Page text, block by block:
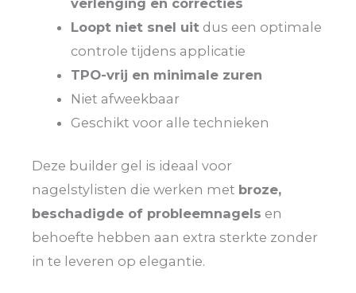
Loopt niet snel uit dus een optimale
controle tijdens applicatie
TPO-vrij en minimale zuren
Niet afweekbaar
Geschikt voor alle technieken
Deze builder gel is ideaal voor
nagelstylisten die werken met broze,
beschadigde of probleemnagels en
behoefte hebben aan extra sterkte zonder
in te leveren op elegantie.